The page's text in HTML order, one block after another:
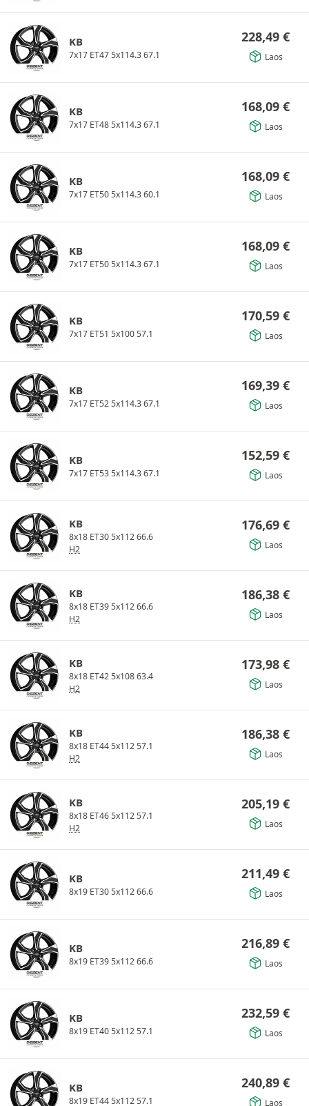
KB
7x17 ET47 5x114.3 67.1
228,49 €
Laos
KB
7x17 ET48 5x114.3 67.1
168,09 €
Laos
KB
7x17 ET50 5x114.3 60.1
168,09 €
Laos
KB
7x17 ET50 5x114.3 67.1
168,09 €
Laos
KB
7x17 ET51 5x100 57.1
170,59 €
Laos
KB
7x17 ET52 5x114.3 67.1
169,39 €
Laos
KB
7x17 ET53 5x114.3 67.1
152,59 €
Laos
KB
8x18 ET30 5x112 66.6
H2
176,69 €
Laos
KB
8x18 ET39 5x112 66.6
H2
186,38 €
Laos
KB
8x18 ET42 5x108 63.4
H2
173,98 €
Laos
KB
8x18 ET44 5x112 57.1
H2
186,38 €
Laos
KB
8x18 ET46 5x112 57.1
H2
205,19 €
Laos
KB
8x19 ET30 5x112 66.6
211,49 €
Laos
KB
8x19 ET39 5x112 66.6
216,89 €
Laos
KB
8x19 ET40 5x112 57.1
232,59 €
Laos
KB
8x19 ET44 5x112 57.1
240,89 €
Laos